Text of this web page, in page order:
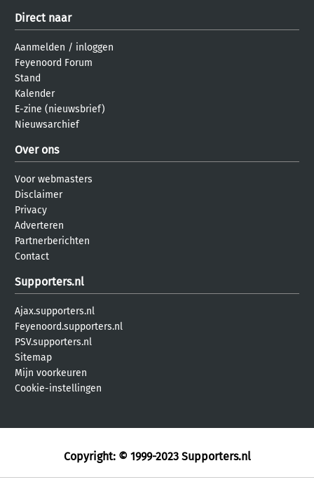
Direct naar
Aanmelden / inloggen
Feyenoord Forum
Stand
Kalender
E-zine (nieuwsbrief)
Nieuwsarchief
Over ons
Voor webmasters
Disclaimer
Privacy
Adverteren
Partnerberichten
Contact
Supporters.nl
Ajax.supporters.nl
Feyenoord.supporters.nl
PSV.supporters.nl
Sitemap
Mijn voorkeuren
Cookie-instellingen
Copyright: © 1999-2023 Supporters.nl